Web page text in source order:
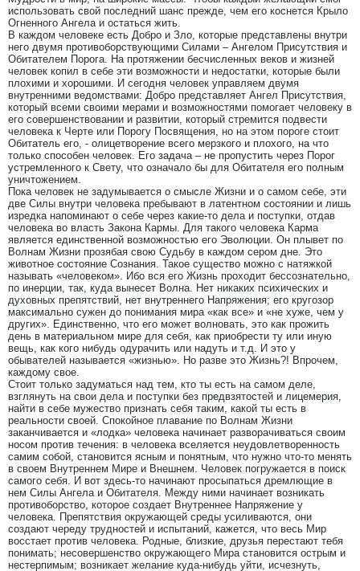
использовать свой последний шанс прежде, чем его коснется Крыло
Огненного Ангела и остаться жить.
В каждом человеке есть Добро и Зло, которые представлены внутри
него двумя противоборствующими Силами – Ангелом Присутствия и
Обитателем Порога. На протяжении бесчисленных веков и жизней
человек копил в себе эти возможности и недостатки, которые были
плохими и хорошими. И сегодня человек управляем двумя
внутренними ведомствами: Добро представляет Ангел Присутствия,
который всеми своими мерами и возможностями помогает человеку в
его совершенствовании и развитии, который стремится подвести
человека к Черте или Порогу Посвящения, но на этом пороге стоит
Обитатель его, - олицетворение всего мерзкого и плохого, на что
только способен человек. Его задача – не пропустить через Порог
устремленного к Свету, что означало бы для Обитателя его полным
уничтожением.
Пока человек не задумывается о смысле Жизни и о самом себе, эти
две Силы внутри человека пребывают в латентном состоянии и лишь
изредка напоминают о себе через какие-то дела и поступки, отдав
человека во власть Закона Кармы. Для такого человека Карма
является единственной возможностью его Эволюции. Он плывет по
Волнам Жизни прозябая свою Судьбу в каждом сером дне. Это
животное состояние Сознания. Такое существо можно с натяжкой
называть «человеком». Ибо вся его Жизнь проходит бессознательно,
по инерции, так, куда вынесет Волна. Нет никаких психических и
духовных препятствий, нет внутреннего Напряжения; его кругозор
максимально сужен до понимания мира «как все» и «не хуже, чем у
других». Единственно, что его может волновать, это как прожить
день в материальном мире для себя, как приобрести ту или иную
вещь, как кого нибудь одурачить или надуть и т.д. И это у
обывателей называется «жизнью». Но разве это Жизнь?! Впрочем,
каждому свое.
Стоит только задуматься над тем, кто ты есть на самом деле,
взглянуть на свои дела и поступки без предвзятостей и лицемерия,
найти в себе мужество признать себя таким, какой ты есть в
реальности своей. Спокойное плавание по Волнам Жизни
заканчивается и «лодка» человека начинает разворачиваться своим
носом против течения: в человека вселяется неудовлетворенность
самим собой, становится ясным и понятным, что нужно что-то менять
в своем Внутреннем Мире и Внешнем. Человек погружается в поиск
самого себя. И вот здесь-то начинают просыпаться дремлющие в
нем Силы Ангела и Обитателя. Между ними начинает возникать
противоборство, которое создает Внутреннее Напряжение у
человека. Препятствия окружающей среды усиливаются, они
создают череду трудностей и испытаний, кажется, что весь Мир
восстает против человека. Родные, близкие, друзья перестают тебя
понимать; несовершенство окружающего Мира становится острым и
нестерпимым; возникает желание куда-нибудь уйти, исчезнуть,